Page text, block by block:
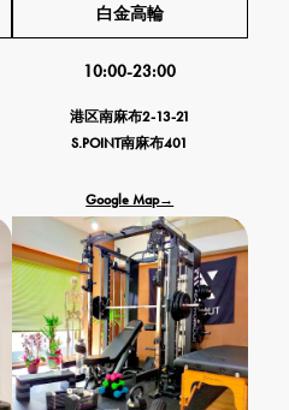
白金高輪
10:00-23:00
港区南麻布2-13-21
S.POINT南麻布401
Google Map→